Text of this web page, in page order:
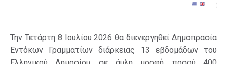
Την Τετάρτη 8 Ιουλίου 2026 θα διενεργηθεί Δημοπρασία
Εντόκων Γραμματίων διάρκειας 13 εβδομάδων του